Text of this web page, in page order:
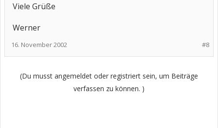
Viele Grüße
Werner
#8
16. November 2002
(Du musst angemeldet oder registriert sein, um Beiträge
verfassen zu können. )